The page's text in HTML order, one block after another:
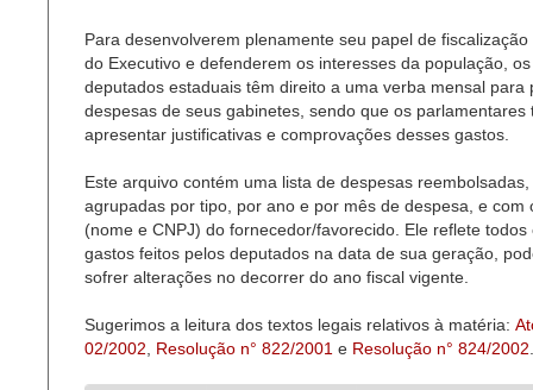
Para desenvolverem plenamente seu papel de fiscalização
do Executivo e defenderem os interesses da população, os
deputados estaduais têm direito a uma verba mensal para
despesas de seus gabinetes, sendo que os parlamentares
apresentar justificativas e comprovações desses gastos.
Este arquivo contém uma lista de despesas reembolsadas,
agrupadas por tipo, por ano e por mês de despesa, e com
(nome e CNPJ) do fornecedor/favorecido. Ele reflete todos
gastos feitos pelos deputados na data de sua geração,
sofrer alterações no decorrer do ano fiscal vigente.
Sugerimos a leitura dos textos legais relativos à matéria:
02/2002
Resolução n° 822/2001 e Resolução n° 824/2002